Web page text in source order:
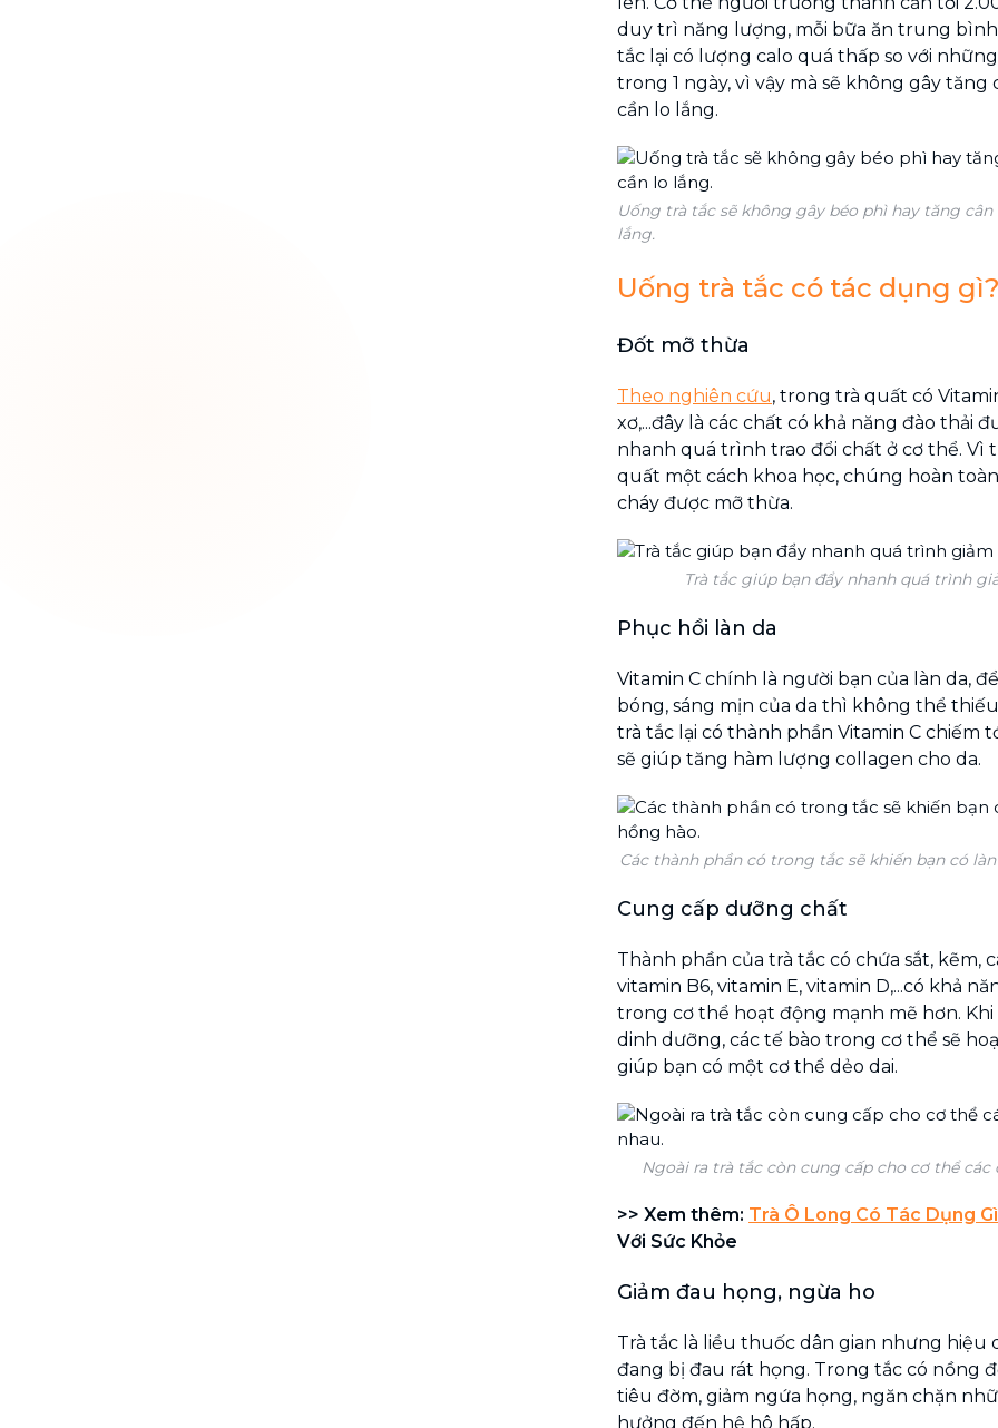
duy trì năng lượng, mỗi bữa ăn trung bình
tắc lại có lượng calo quá thấp so với
trong 1 ngày, vì vậy mà sẽ không gây
cần lo lắng.
Uống trà tắc sẽ không gây béo phì hay tăng
lắng.
Uống trà tắc có tác dụng
Đốt mỡ thừa
Theo nghiên cứu, trong trà quất có
xơ,...đây là các chất có khả năng đào thải
nhanh quá trình trao đổi chất ở cơ thể. Vì
quất một cách khoa học, chúng hoàn
cháy được mỡ thừa.
Trà tắc giúp bạn đẩy nhanh quá trình
Phục hồi làn da
Vitamin C chính là người bạn của làn da,
bóng, sáng mịn của da thì không thể
trà tắc lại có thành phần Vitamin C chiếm
sẽ giúp tăng hàm lượng collagen cho da.
Các thành phần có trong tắc sẽ khiến bạn có
Cung cấp dưỡng chất
Thành phần của trà tắc có chứa sắt, kẽm,
vitamin B6, vitamin E, vitamin D,...có khả
trong cơ thể hoạt động mạnh mẽ hơn.
dinh dưỡng, các tế bào trong cơ thể sẽ
giúp bạn có một cơ thể dẻo dai.
Ngoài ra trà tắc còn cung cấp cho cơ thể các
>> Xem thêm: Trà Ô Long Có Tác Dụng Gì
Với Sức Khỏe
Giảm đau họng, ngừa ho
Trà tắc là liều thuốc dân gian nhưng hiệu
đang bị đau rát họng. Trong tắc có nồng
tiêu đờm, giảm ngứa họng, ngăn chặn
hưởng đến hệ hô hấp.